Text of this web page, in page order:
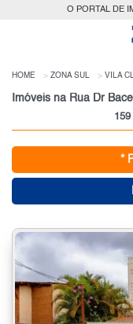
O PORTAL DE
HOME ZONA SUL VILA
*